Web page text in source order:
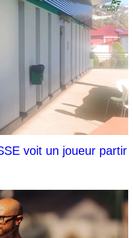
voit un joueur partir